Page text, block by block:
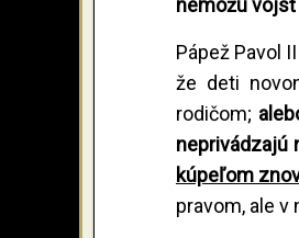
nemôžu
Pápež Pavol
že deti
rodičom;
neprivádzajú
kúpeľom
pravom, ale